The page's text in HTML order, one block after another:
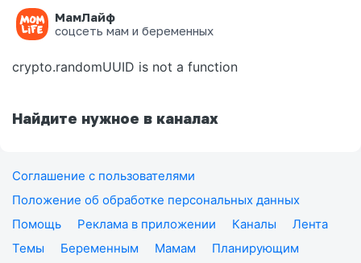
МамЛайф
соцсеть мам и беременных
Ошибка на странице
crypto.randomUUID is not a function
Найдите нужное в каналах
Соглашение с пользователями
Положение об обработке персональных данных
Помощь
Реклама в приложении Каналы
Лента
Темы
Беременным Мамам
Планирующим